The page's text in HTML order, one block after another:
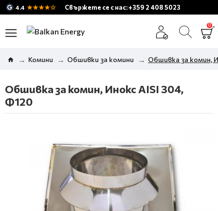
4.4 ★★★★☆ Свържете се с нас: +359 2 408 5023
0
Комини Обшивки за комини Обшивка за комин,
Обшивка за комин, Инокс AISI 304,
Ф120